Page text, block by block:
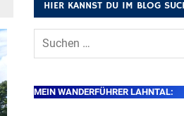
HIER KANNST DU IM BLOG
MEIN WANDERFÜHRER LAHNTAL: